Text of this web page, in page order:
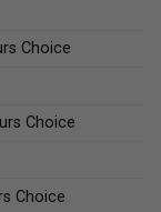
Choice
Choice
Choice